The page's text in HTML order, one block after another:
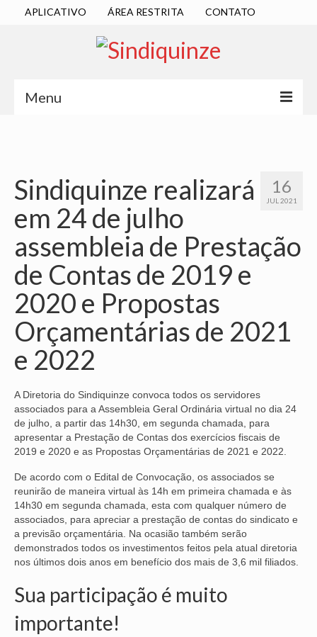
APLICATIVO ÁREA RESTRITA CONTATO
Menu
DIRETORIA EXECUTIVA
ESTATUTO
ATAS
LOCALIZAÇÃO
QUEM SOMOS
NOSSA HISTÓRIA
SUBSEDES
ARAÇATUBA
BAURU
PRESIDENTE PRUDENTE
RIBEIRÃO PRETO
SÃO JOSÉ DOS CAMPOS
SÃO JOSÉ DO RIO PRETO
NOTÍCIAS
BOLETIM
16
JUL 2021
Sindiquinze realizará
em 24 de julho
assembleia de Prestação
de Contas de 2019 e
2020 e Propostas
Orçamentárias de 2021
e 2022
A Diretoria do Sindiquinze convoca todos os servidores
associados para a Assembleia Geral Ordinária virtual no dia 24
de julho, a partir das 14h30, em segunda chamada, para
apresentar a Prestação de Contas dos exercícios fiscais de
2019 e 2020 e as Propostas Orçamentárias de 2021 e 2022.
De acordo com o Edital de Convocação, os associados se
reunirão de maneira virtual às 14h em primeira chamada e às
14h30 em segunda chamada, esta com qualquer número de
associados, para apreciar a prestação de contas do sindicato e
a previsão orçamentária. Na ocasião também serão
demonstrados todos os investimentos feitos pela atual diretoria
nos últimos dois anos em benefício dos mais de 3,6 mil filiados.
Sua participação é muito
importante!